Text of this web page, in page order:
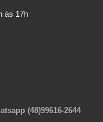
às 17h
(48)99616-2644